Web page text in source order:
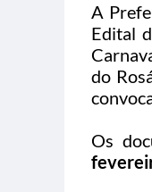
A
Edital
do
Os